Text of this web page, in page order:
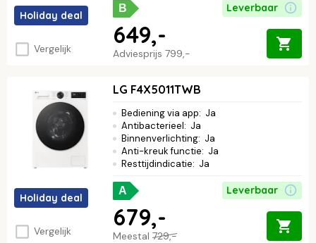
Holiday deal
Vergelijk
B Leverbaar
Adviesprijs 799,-
649,-
Holiday deal
Vergelijk
LG F4X5011TWB
Bediening via app: Ja
Antibacterieel: Ja
Binnenverlichting: Ja
Anti-kreuk functie: Ja
Resttijdindicatie: Ja
A Leverbaar
Meestal 729,-
679,-